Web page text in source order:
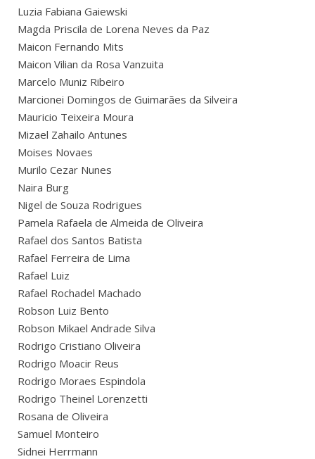
Luzia Fabiana Gaiewski
Magda Priscila de Lorena Neves da Paz
Maicon Fernando Mits
Maicon Vilian da Rosa Vanzuita
Marcelo Muniz Ribeiro
Marcionei Domingos de Guimarães da Silveira
Mauricio Teixeira Moura
Mizael Zahailo Antunes
Moises Novaes
Murilo Cezar Nunes
Naira Burg
Nigel de Souza Rodrigues
Pamela Rafaela de Almeida de Oliveira
Rafael dos Santos Batista
Rafael Ferreira de Lima
Rafael Luiz
Rafael Rochadel Machado
Robson Luiz Bento
Robson Mikael Andrade Silva
Rodrigo Cristiano Oliveira
Rodrigo Moacir Reus
Rodrigo Moraes Espindola
Rodrigo Theinel Lorenzetti
Rosana de Oliveira
Samuel Monteiro
Sidnei Herrmann